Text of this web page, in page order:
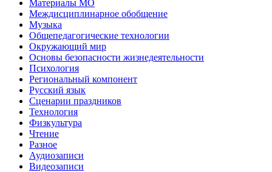
Материалы МО
Междисциплинарное обобщение
Музыка
Общепедагогические технологии
Окружающий мир
Основы безопасности жизнедеятельности
Психология
Региональный компонент
Русский язык
Сценарии праздников
Технология
Физкультура
Чтение
Разное
Аудиозаписи
Видеозаписи